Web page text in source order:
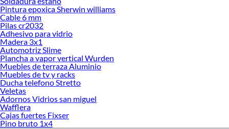
Pintura epoxica Sherwin williams
Cable 6 mm
Pilas cr2032
Adhesivo para vidrio
Madera 3x1
Automotriz Slime
Plancha a vapor vertical Wurden
Muebles de terraza Aluminio
Muebles de tv y racks
Ducha telefono Stretto
Veletas
Adornos Vidrios san miguel
Wafflera
Cajas fuertes Fixser
Pino bruto 1x4